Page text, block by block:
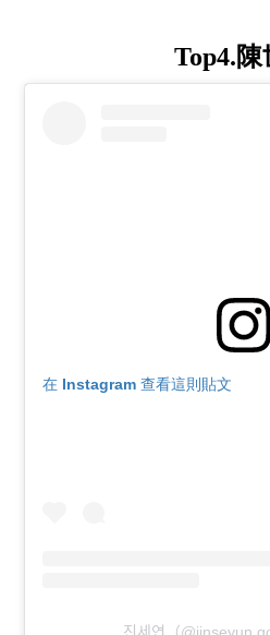
Top4.陳
在 Instagram 查看這則貼文